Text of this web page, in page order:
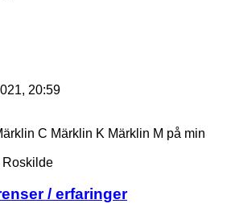
20:59
C Märklin K Märklin M på min
Roskilde
/ erfaringer